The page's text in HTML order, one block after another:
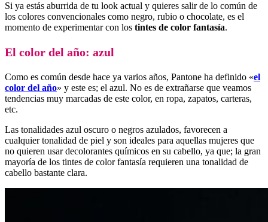
Si ya estás aburrida de tu look actual y quieres salir de lo común de
los colores convencionales como negro, rubio o chocolate, es el
momento de experimentar con los tintes de color fantasía.
El color del año: azul
Como es común desde hace ya varios años, Pantone ha definido «el
color del año» y este es; el azul. No es de extrañarse que veamos
tendencias muy marcadas de este color, en ropa, zapatos, carteras,
etc.
Las tonalidades azul oscuro o negros azulados, favorecen a
cualquier tonalidad de piel y son ideales para aquellas mujeres que
no quieren usar decolorantes químicos en su cabello, ya que; la gran
mayoría de los tintes de color fantasía requieren una tonalidad de
cabello bastante clara.